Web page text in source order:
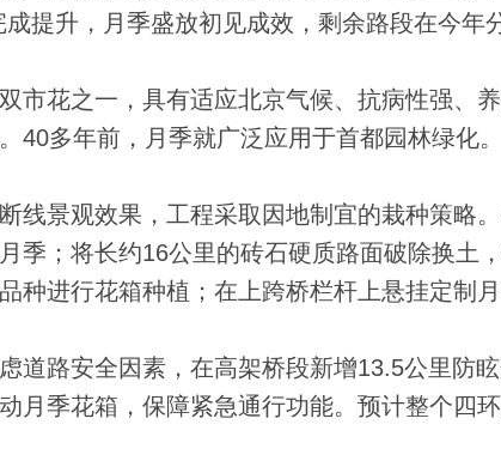
提升，月季盛放初见成效，剩余路段在今年
花之一，具有适应北京气候、抗病性强、
40多年前，月季就广泛应用于首都园林绿化。
景观效果，工程采取因地制宜的栽种策略。
季；将长约16公里的砖石硬质路面破除换土
种进行花箱种植；在上跨桥栏杆上悬挂定制月
路安全因素，在高架桥段新增13.5公里防眩
月季花箱，保障紧急通行功能。预计整个四